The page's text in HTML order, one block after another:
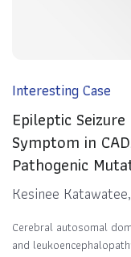
Interesting Case
Epileptic
Symptom in
Pathogenic
Kesinee
Cerebral autosomal
and